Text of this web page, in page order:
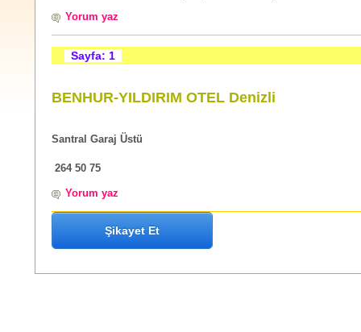
Yorum yaz
Sayfa: 1
BENHUR-YILDIRIM OTEL Denizli
Santral Garaj Üstü
264 50 75
Yorum yaz
Şikayet Et